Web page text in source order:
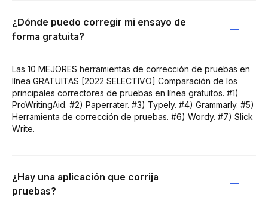
¿Dónde puedo corregir mi ensayo de
forma gratuita?
Las 10 MEJORES herramientas de corrección de pruebas en
línea GRATUITAS [2022 SELECTIVO] Comparación de los
principales correctores de pruebas en línea gratuitos. #1)
ProWritingAid. #2) Paperrater. #3) Typely. #4) Grammarly. #5)
Herramienta de corrección de pruebas. #6) Wordy. #7) Slick
Write.
¿Hay una aplicación que corrija
pruebas?